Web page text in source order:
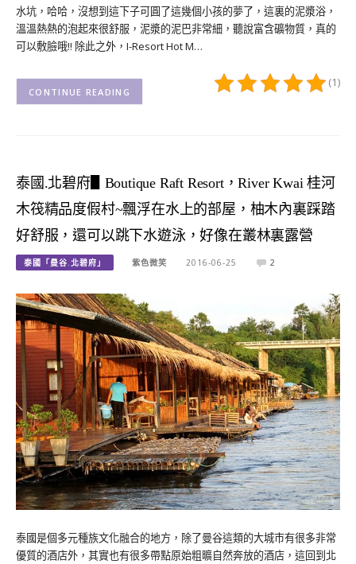
水坑，哈哈，沒想到這下子可圓了這幾個小孩的夢了，這裏的泥漿浴，
溫溫熱熱的泡起來很舒服，泥漿的泥巴非常細，聽說富含礦物質，真的
可以敷臉哦!! 除此之外，I-Resort Hot M…
(1)
CONTINUE READING
泰國.北碧府▋Boutique Raft Resort，River Kwai 桂河
木筏精品度假村~飄浮在水上的部屋，柚木內裏踩踏
好舒服，還可以跳下水遊泳，好像在叢林裏露營
泰國「曼谷.北碧府」 紫色微笑 2016-06-25 2
泰國是個多元種族文化融合的地方，除了曼谷這類的大城市有很多非常
優質的酒店外，其實也有很多帶點原始粗曠自然奔放的酒店，這回到北